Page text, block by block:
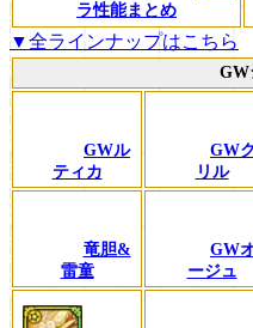
ラ性能まとめ
▼全ラインナップはこちら
GW
GWル
ティカ
GW
リル
竜胆&
雷童
GW
ージュ